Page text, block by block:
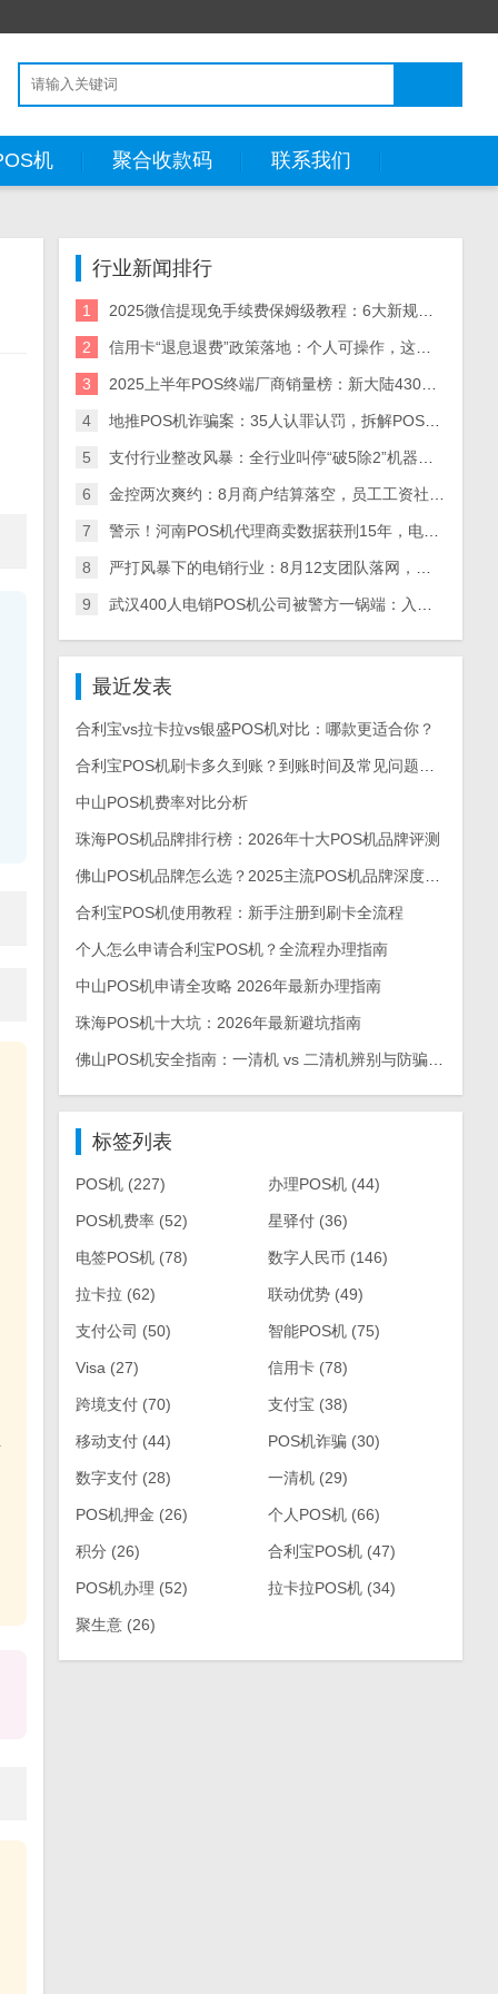
机 聚合收款码 联系我们
行业新闻排行
1 2025微信提现免手续费保姆级教程：6大新规方法+省钱策略（附风险预警）
2 信用卡“退息退费”政策落地：个人可操作，这些银行支持退！
3 2025上半年POS终端厂商销量榜：新大陆430万台领跑，5大厂商业绩分化解析
4 地推POS机诈骗案：35人认罪认罚，拆解POS机黑灰产业链与自保指南
5 支付行业整改风暴：全行业叫停“破5除2”机器，关停/涨价潮来袭
6 金控两次爽约：8月商户结算落空，员工工资社保断供，资金困局何解？
7 警示！河南POS机代理商卖数据获刑15年，电销产业链全链条被查，多地数百人涉案
8 严打风暴下的电销行业：8月12支团队落网，多地整治+量刑升级倒逼从业者转型
9 武汉400人电销POS机公司被警方一锅端：入职新人亲历实录，离职员工曝内幕
最近发表
合利宝vs拉卡拉vs银盛POS机对比：哪款更适合你？
中山POS机费率对比分析
珠海POS机品牌排行榜：2026年十大POS机品牌评测
佛山POS机品牌怎么选？2025主流POS机品牌深度测评与选购指南
合利宝POS机使用教程：新手注册到刷卡全流程
个人怎么申请合利宝POS机？全流程办理指南
中山POS机申请全攻略 2026年最新办理指南
珠海POS机十大坑：2026年最新避坑指南
佛山POS机安全指南：一清机 vs 二清机辨别与防骗手册
标签列表
POS机(227) 办理POS机(44)
POS机费率(52) 星驿付(36)
电签POS机(78) 数字人民币 (146)
拉卡拉 (62) 联动优势(49)
支付公司 (50) 智能POS机(75)
Visa (27) 信用卡(78)
跨境支付(70) 支付宝 (38)
移动支付(44) POS机诈骗(30)
数字支付(28) 一清机(29)
POS机押金 (26) 个人POS机(66)
积分 (26) 合利宝POS机(47)
POS机办理 (52) 拉卡拉POS机(34)
聚生意(26)